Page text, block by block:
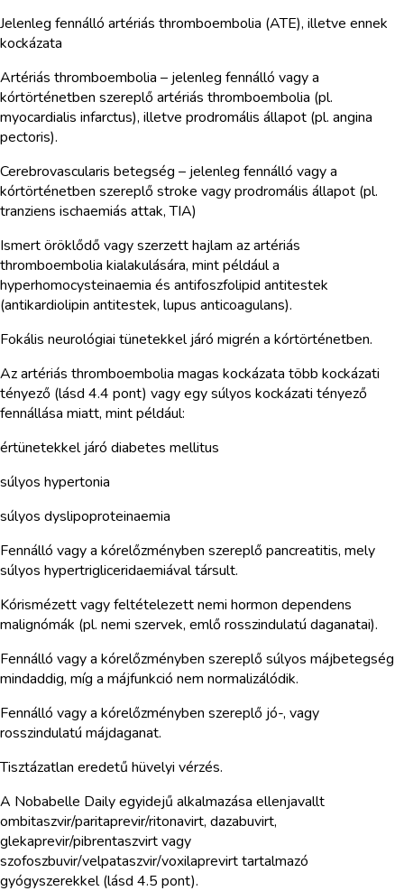
Jelenleg fennálló artériás thromboembolia (ATE), illetve ennek
kockázata
Artériás thromboembolia – jelenleg fennálló vagy a
kórtörténetben szereplő artériás thromboembolia (pl.
myocardialis infarctus), illetve prodromális állapot (pl. angina
pectoris).
Cerebrovascularis betegség – jelenleg fennálló vagy a
kórtörténetben szereplő stroke vagy prodromális állapot (pl.
tranziens ischaemiás attak, TIA)
Ismert öröklődő vagy szerzett hajlam az artériás
thromboembolia kialakulására, mint például a
hyperhomocysteinaemia és antifoszfolipid antitestek
(antikardiolipin antitestek, lupus anticoagulans).
Fokális neurológiai tünetekkel járó migrén a kórtörténetben.
Az artériás thromboembolia magas kockázata több kockázati
tényező (lásd 4.4 pont) vagy egy súlyos kockázati tényező
fennállása miatt, mint például:
értünetekkel járó diabetes mellitus
súlyos hypertonia
súlyos dyslipoproteinaemia
Fennálló vagy a kórelőzményben szereplő pancreatitis, mely
súlyos hypertrigliceridaemiával társult.
Kórismézett vagy feltételezett nemi hormon dependens
malignómák (pl. nemi szervek, emlő rosszindulatú daganatai).
Fennálló vagy a kórelőzményben szereplő súlyos májbetegség
mindaddig, míg a májfunkció nem normalizálódik.
Fennálló vagy a kórelőzményben szereplő jó-, vagy
rosszindulatú májdaganat.
Tisztázatlan eredetű hüvelyi vérzés.
A Nobabelle Daily egyidejű alkalmazása ellenjavallt
ombitaszvir/paritaprevir/ritonavirt, dazabuvirt,
glekaprevir/pibrentaszvirt vagy
szofoszbuvir/velpataszvir/voxilaprevirt tartalmazó
gyógyszerekkel (lásd 4.5 pont).